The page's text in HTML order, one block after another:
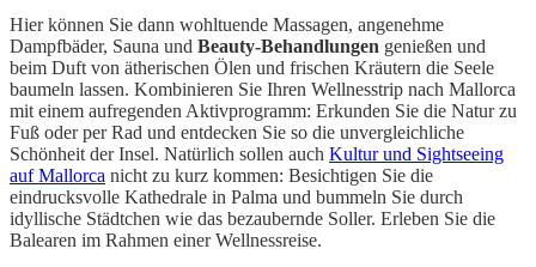
Hier können Sie dann wohltuende Massagen, angenehme
Dampfbäder, Sauna und Beauty-Behandlungen genießen und
beim Duft von ätherischen Ölen und frischen Kräutern die Seele
baumeln lassen. Kombinieren Sie Ihren Wellnesstrip nach Mallorca
mit einem aufregenden Aktivprogramm: Erkunden Sie die Natur zu
Fuß oder per Rad und entdecken Sie so die unvergleichliche
Schönheit der Insel. Natürlich sollen auch Kultur und Sightseeing
auf Mallorca nicht zu kurz kommen: Besichtigen Sie die
eindrucksvolle Kathedrale in Palma und bummeln Sie durch
idyllische Städtchen wie das bezaubernde Soller. Erleben Sie die
Balearen im Rahmen einer Wellnessreise.